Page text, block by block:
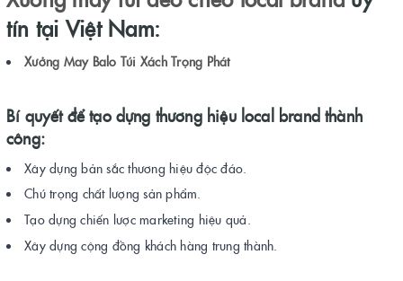
tín tại Việt Nam:
Xưởng May Balo Túi Xách Trọng Phát
Bí quyết để tạo dựng thương hiệu local brand thành
công:
Xây dựng bản sắc thương hiệu độc đáo.
Chú trọng chất lượng sản phẩm.
Tạo dựng chiến lược marketing hiệu quả.
Xây dựng cộng đồng khách hàng trung thành.